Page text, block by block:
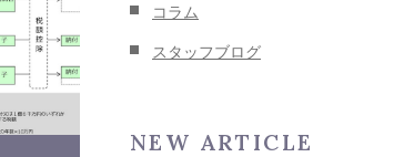
コラム
スタッフブログ
NEW ARTICLE